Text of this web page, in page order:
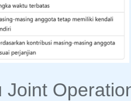
Joint